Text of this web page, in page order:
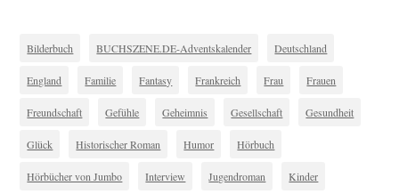
Bilderbuch BUCHSZENE.DE-Adventskalender Deutschland
England Familie Fantasy Frankreich Frau Frauen
Freundschaft Gefühle Geheimnis Gesellschaft Gesundheit
Glück Historischer Roman Humor Hörbuch
Hörbücher von Jumbo Interview Jugendroman Kinder